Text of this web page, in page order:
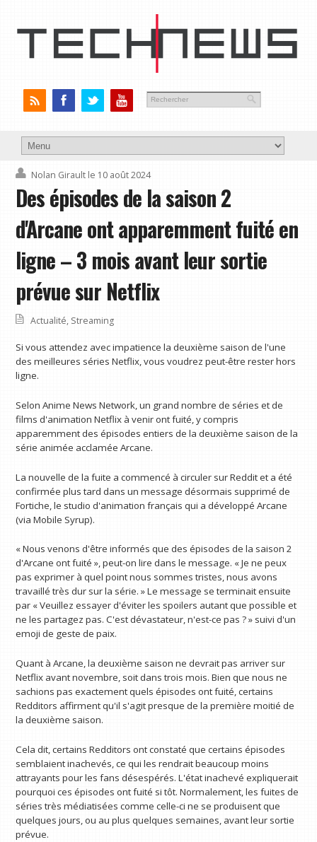
Nolan Girault le 10 août 2024
Des épisodes de la saison 2
d'Arcane ont apparemment fuité en
ligne – 3 mois avant leur sortie
prévue sur Netflix
Actualité, Streaming
Si vous attendez avec impatience la deuxième saison de l'une
des meilleures séries Netflix, vous voudrez peut-être rester hors
ligne.
Selon Anime News Network, un grand nombre de séries et de
films d'animation Netflix à venir ont fuité, y compris
apparemment des épisodes entiers de la deuxième saison de la
série animée acclamée Arcane.
La nouvelle de la fuite a commencé à circuler sur Reddit et a été
confirmée plus tard dans un message désormais supprimé de
Fortiche, le studio d'animation français qui a développé Arcane
(via Mobile Syrup).
« Nous venons d'être informés que des épisodes de la saison 2
d'Arcane ont fuité », peut-on lire dans le message. « Je ne peux
pas exprimer à quel point nous sommes tristes, nous avons
travaillé très dur sur la série. » Le message se terminait ensuite
par « Veuillez essayer d'éviter les spoilers autant que possible et
ne les partagez pas. C'est dévastateur, n'est-ce pas ? » suivi d'un
emoji de geste de paix.
Quant à Arcane, la deuxième saison ne devrait pas arriver sur
Netflix avant novembre, soit dans trois mois. Bien que nous ne
sachions pas exactement quels épisodes ont fuité, certains
Redditors affirment qu'il s'agit presque de la première moitié de
la deuxième saison.
Cela dit, certains Redditors ont constaté que certains épisodes
semblaient inachevés, ce qui les rendrait beaucoup moins
attrayants pour les fans désespérés. L'état inachevé expliquerait
pourquoi ces épisodes ont fuité si tôt. Normalement, les fuites de
séries très médiatisées comme celle-ci ne se produisent que
quelques jours, ou au plus quelques semaines, avant leur sortie
prévue.